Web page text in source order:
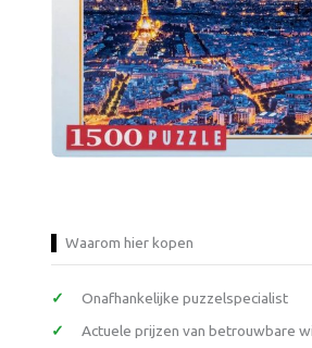
Waarom hier kopen
Onafhankelijke puzzelspecialist
Actuele prijzen van betrouwbare